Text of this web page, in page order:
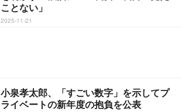
ことない」
2025-11-21
小泉孝太郎、「すごい数字」を示してプ
ライベートの新年度の抱負を公表